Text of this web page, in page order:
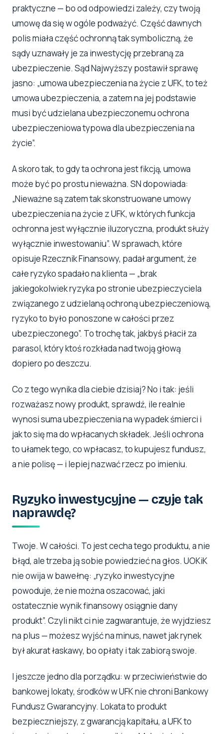
praktyczne — bo od odpowiedzi zależy, czy twoją
umowę da się w ogóle podważyć. Część dawnych
polis miała część ochronną tak symboliczną, że
sądy uznawały je za inwestycję przebraną za
ubezpieczenie. Sąd Najwyższy postawił sprawę
jasno: „umowa ubezpieczenia na życie z UFK, to też
umowa ubezpieczenia, a zatem na jej podstawie
musi być udzielana ubezpieczonemu ochrona
ubezpieczeniowa typowa dla ubezpieczenia na
życie”.
A skoro tak, to gdy ta ochrona jest fikcją, umowa
może być po prostu nieważna. SN dopowiada:
„Nieważne są zatem tak skonstruowane umowy
ubezpieczenia na życie z UFK, w których funkcja
ochronna jest wyłącznie iluzoryczna, produkt służy
wyłącznie inwestowaniu”. W sprawach, które
opisuje Rzecznik Finansowy, padał argument, że
całe ryzyko spadało na klienta — „brak
jakiegokolwiek ryzyka po stronie ubezpieczyciela
związanego z udzielaną ochroną ubezpieczeniową,
ryzyko to było ponoszone w całości przez
ubezpieczonego”. To trochę tak, jakbyś płacił za
parasol, który ktoś rozkłada nad twoją głową
dopiero po deszczu.
Co z tego wynika dla ciebie dzisiaj? No i tak: jeśli
rozważasz nowy produkt, sprawdź, ile realnie
wynosi suma ubezpieczenia na wypadek śmierci i
jak to się ma do wpłacanych składek. Jeśli ochrona
to ułamek tego, co wpłacasz, to kupujesz fundusz,
a nie polisę — i lepiej nazwać rzecz po imieniu.
Ryzyko inwestycyjne — czyje tak
naprawdę?
Twoje. W całości. To jest cecha tego produktu, a nie
błąd, ale trzeba ją sobie powiedzieć na głos. UOKiK
nie owija w bawełnę: „ryzyko inwestycyjne
powoduje, że nie można oszacować, jaki
ostatecznie wynik finansowy osiągnie dany
produkt”. Czyli nikt ci nie zagwarantuje, że wyjdziesz
na plus — możesz wyjść na minus, nawet jak rynek
był akurat łaskawy, bo opłaty i tak zabiorą swoje.
I jeszcze jedno dla porządku: w przeciwieństwie do
bankowej lokaty, środków w UFK nie chroni Bankowy
Fundusz Gwarancyjny. Lokata to produkt
bezpieczniejszy, z gwarancją kapitału, a UFK to